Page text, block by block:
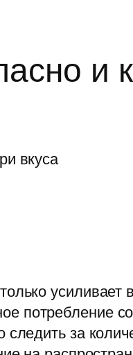
и
усиливает
потребление
за